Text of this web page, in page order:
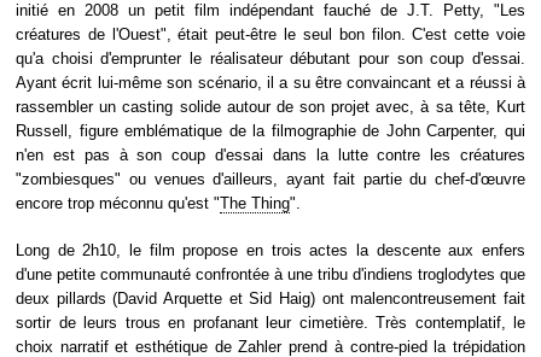
initié en 2008 un petit film indépendant fauché de J.T. Petty, "Les
créatures de l'Ouest", était peut-être le seul bon filon. C'est cette voie
qu'a choisi d'emprunter le réalisateur débutant pour son coup d'essai.
Ayant écrit lui-même son scénario, il a su être convaincant et a réussi à
rassembler un casting solide autour de son projet avec, à sa tête, Kurt
Russell, figure emblématique de la filmographie de John Carpenter, qui
n'en est pas à son coup d'essai dans la lutte contre les créatures
"zombiesques" ou venues d'ailleurs, ayant fait partie du chef-d'œuvre
encore trop méconnu qu'est "The Thing".
Long de 2h10, le film propose en trois actes la descente aux enfers
d'une petite communauté confrontée à une tribu d'indiens troglodytes que
deux pillards (David Arquette et Sid Haig) ont malencontreusement fait
sortir de leurs trous en profanant leur cimetière. Très contemplatif, le
choix narratif et esthétique de Zahler prend à contre-pied la trépidation